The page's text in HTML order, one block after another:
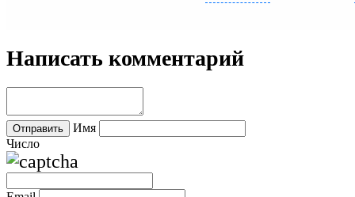
Написать комментарий
Имя
Число